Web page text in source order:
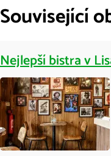
Související
Nejlepší bistra v